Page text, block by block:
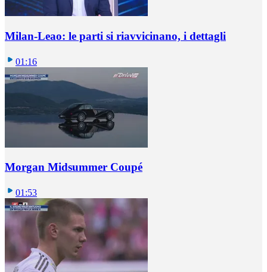
Milan-Leao: le parti si riavvicinano, i dettagli
01:16
Morgan Midsummer Coupé
01:53